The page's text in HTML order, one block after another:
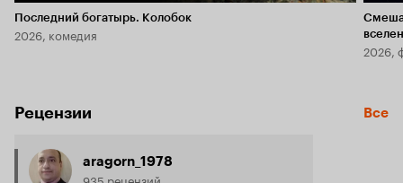
Последний богатырь. Колобок
2026, комедия
2026,
Рецензии Все
aragorn_1978
935 рецензий